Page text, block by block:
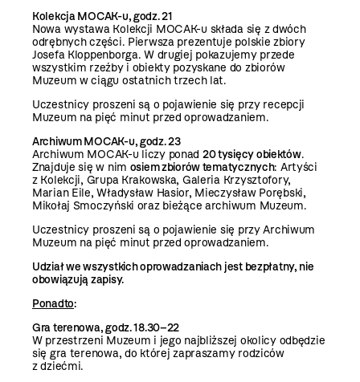
Kolekcja MOCAK-u, godz. 21
Nowa wystawa Kolekcji MOCAK-u składa się z dwóch
odrębnych części. Pierwsza prezentuje polskie zbiory
Josefa Kloppenborga. W drugiej pokazujemy przede
wszystkim rzeźby i obiekty pozyskane do zbiorów
Muzeum w ciągu ostatnich trzech lat.
Uczestnicy proszeni są o pojawienie się przy recepcji
Muzeum na pięć minut przed oprowadzaniem.
Archiwum MOCAK-u, godz. 23
Archiwum MOCAK-u liczy ponad 20 tysięcy obiektów.
Znajduje się w nim osiem zbiorów tematycznych: Artyści
z Kolekcji, Grupa Krakowska, Galeria Krzysztofory,
Marian Eile, Władysław Hasior, Mieczysław Porębski,
Mikołaj Smoczyński oraz bieżące archiwum Muzeum.
Uczestnicy proszeni są o pojawienie się przy Archiwum
Muzeum na pięć minut przed oprowadzaniem.
Udział we wszystkich oprowadzaniach jest bezpłatny, nie
obowiązują zapisy.
Ponadto:
Gra terenowa, godz. 18.30–22
W przestrzeni Muzeum i jego najbliższej okolicy odbędzie
się gra terenowa, do której zapraszamy rodziców
z dziećmi.